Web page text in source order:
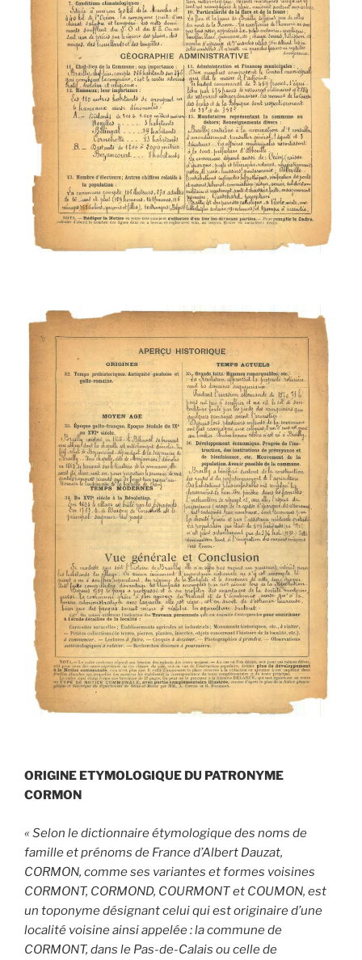
ORIGINE ETYMOLOGIQUE DU PATRONYME
CORMON
« Selon le dictionnaire étymologique des noms de
famille et prénoms de France d’Albert Dauzat,
CORMON, comme ses variantes et formes voisines
CORMONT, CORMOND, COURMONT et COUMON, est
un toponyme désignant celui qui est originaire d’une
localité voisine ainsi appelée : la commune de
CORMONT, dans le Pas-de-Calais ou celle de